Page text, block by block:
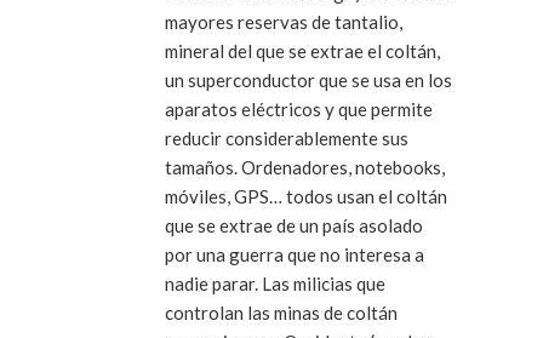
mayores reservas de tantalio,
mineral del que se extrae el coltán,
un superconductor que se usa en los
aparatos eléctricos y que permite
reducir considerablemente sus
tamaños. Ordenadores, notebooks,
móviles, GPS… todos usan el coltán
que se extrae de un país asolado
por una guerra que no interesa a
nadie parar. Las milicias que
controlan las minas de coltán